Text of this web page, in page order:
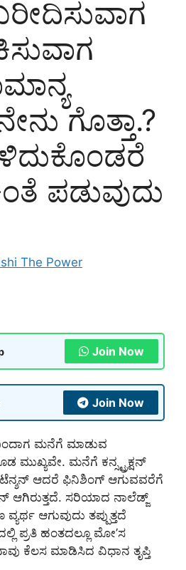
ಗೊತ್ತಾ.?
ಪಡುವುದು
The Power
Join Now
Join Now
ಮನೆಗೆ ಮಾಡುವ
ಮುಖ್ಯವೇ. ಮನೆಗೆ ಕನ್ಸ್ಟ್ರಕ್ಷನ್
ಆದರೆ ಫಿನಿಶಿಂಗ್ ಆಗುವವರೆಗೆ
ಆಗಿರುತ್ತದೆ. ಸರಿಯಾದ ನಾಲೆಡ್ಜ್
ಆಗುವುದು ತಪ್ಪುತ್ತದೆ
ಪ್ರತಿ ಹಂತದಲ್ಲೂ ಮೋ’ಸ
ಕೆಲಸ ಮಾಡಿಸಿದ ವಿಧಾನ ತೃಪ್ತಿ